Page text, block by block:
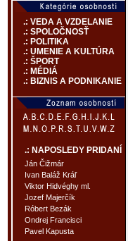
.: VEDA A VZDELANIE
.: SPOLOČNOSŤ
.: POLITIKA
.: UMENIE A KULTÚRA
.: ŠPORT
.: MÉDIÁ
.: BIZNIS A PODNIKANIE
.: NAPOSLEDY PRIDANÍ
Ján Čižmár
Ivan Baláž Kráľ
Viktor Hidvéghy ml.
Jozef Majerčík
Róbert Bezák
Ondrej Francisci
Pavel Kapusta